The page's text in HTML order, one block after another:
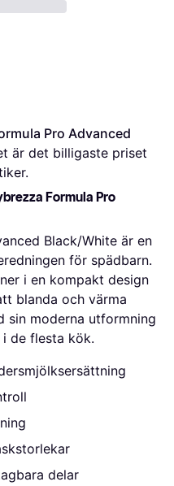
Pro Advanced
är det billigaste priset
Formula Pro
Black/White är en
för spädbarn.
i en kompakt design
blanda och värma
sin moderna utformning
de flesta kök.
delar